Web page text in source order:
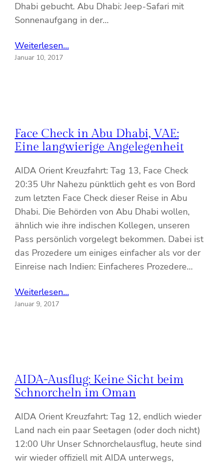
Dhabi gebucht. Abu Dhabi: Jeep-Safari mit
Sonnenaufgang in der…
Weiterlesen…
Januar 10, 2017
Face Check in Abu Dhabi, VAE:
Eine langwierige Angelegenheit
AIDA Orient Kreuzfahrt: Tag 13, Face Check
20:35 Uhr Nahezu pünktlich geht es von Bord
zum letzten Face Check dieser Reise in Abu
Dhabi. Die Behörden von Abu Dhabi wollen,
ähnlich wie ihre indischen Kollegen, unseren
Pass persönlich vorgelegt bekommen. Dabei ist
das Prozedere um einiges einfacher als vor der
Einreise nach Indien: Einfacheres Prozedere…
Weiterlesen…
Januar 9, 2017
AIDA-Ausflug: Keine Sicht beim
Schnorcheln im Oman
AIDA Orient Kreuzfahrt: Tag 12, endlich wieder
Land nach ein paar Seetagen (oder doch nicht)
12:00 Uhr Unser Schnorchelausflug, heute sind
wir wieder offiziell mit AIDA unterwegs,